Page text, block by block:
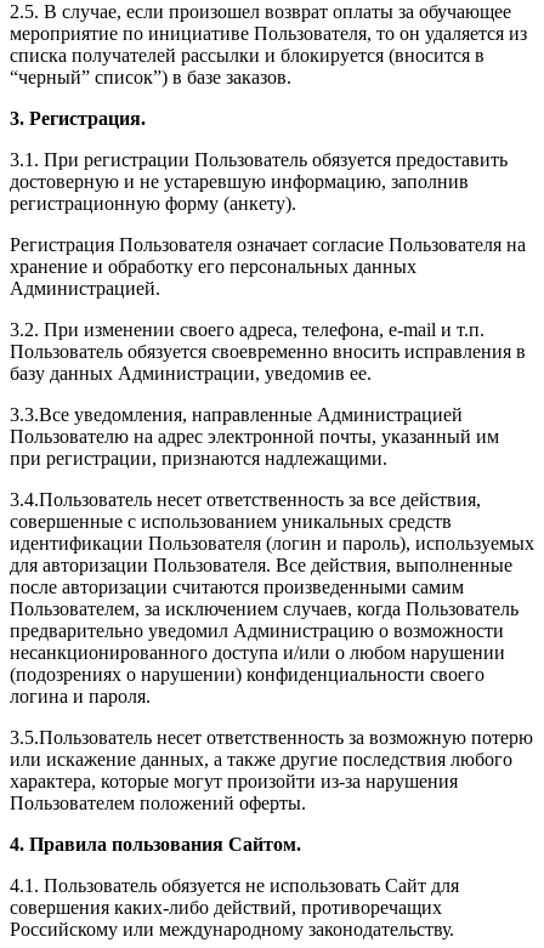
2.5. В случае, если произошел возврат оплаты за обучающее
мероприятие по инициативе Пользователя, то он удаляется из
списка получателей рассылки и блокируется (вносится в
“черный” список”) в базе заказов.
3. Регистрация.
3.1. При регистрации Пользователь обязуется предоставить
достоверную и не устаревшую информацию, заполнив
регистрационную форму (анкету).
Регистрация Пользователя означает согласие Пользователя на
хранение и обработку его персональных данных
Администрацией.
3.2. При изменении своего адреса, телефона, e-mail и т.п.
Пользователь обязуется своевременно вносить исправления в
базу данных Администрации, уведомив ее.
3.3.Все уведомления, направленные Администрацией
Пользователю на адрес электронной почты, указанный им
при регистрации, признаются надлежащими.
3.4.Пользователь несет ответственность за все действия,
совершенные с использованием уникальных средств
идентификации Пользователя (логин и пароль), используемых
для авторизации Пользователя. Все действия, выполненные
после авторизации считаются произведенными самим
Пользователем, за исключением случаев, когда Пользователь
предварительно уведомил Администрацию о возможности
несанкционированного доступа и/или о любом нарушении
(подозрениях о нарушении) конфиденциальности своего
логина и пароля.
3.5.Пользователь несет ответственность за возможную потерю
или искажение данных, а также другие последствия любого
характера, которые могут произойти из-за нарушения
Пользователем положений оферты.
4. Правила пользования Сайтом.
4.1. Пользователь обязуется не использовать Сайт для
совершения каких-либо действий, противоречащих
Российскому или международному законодательству.